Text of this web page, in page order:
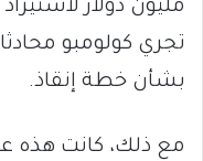
مليون دولار
تجري كولومبو
بشأن خطة إنقاذ.
مع ذلك، كانت هذه